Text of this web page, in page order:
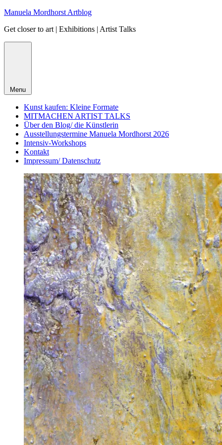
Skip
content
Manuela Mordhorst Artblog
Get closer to art | Exhibitions | Artist Talks
Menu
Kunst kaufen: Kleine Formate
MITMACHEN ARTIST TALKS
Über den Blog/ die Künstlerin
Ausstellungstermine Manuela Mordhorst 2026
Intensiv-Workshops
Kontakt
Impressum/ Datenschutz